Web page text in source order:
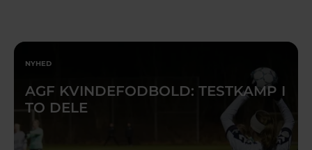
NYHED
AGF KVINDEFODBOLD: TESTKAMP I
TO DELE